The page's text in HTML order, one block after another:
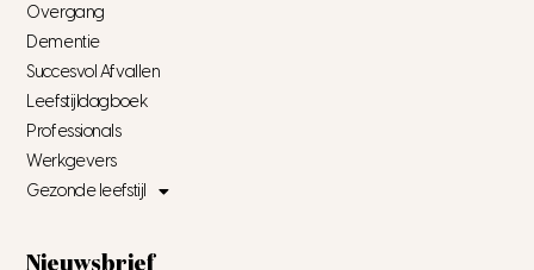
Overgang
Dementie
Succesvol Afvallen
Leefstijldagboek
Professionals
Werkgevers
Gezonde leefstijl
Nieuwsbrief